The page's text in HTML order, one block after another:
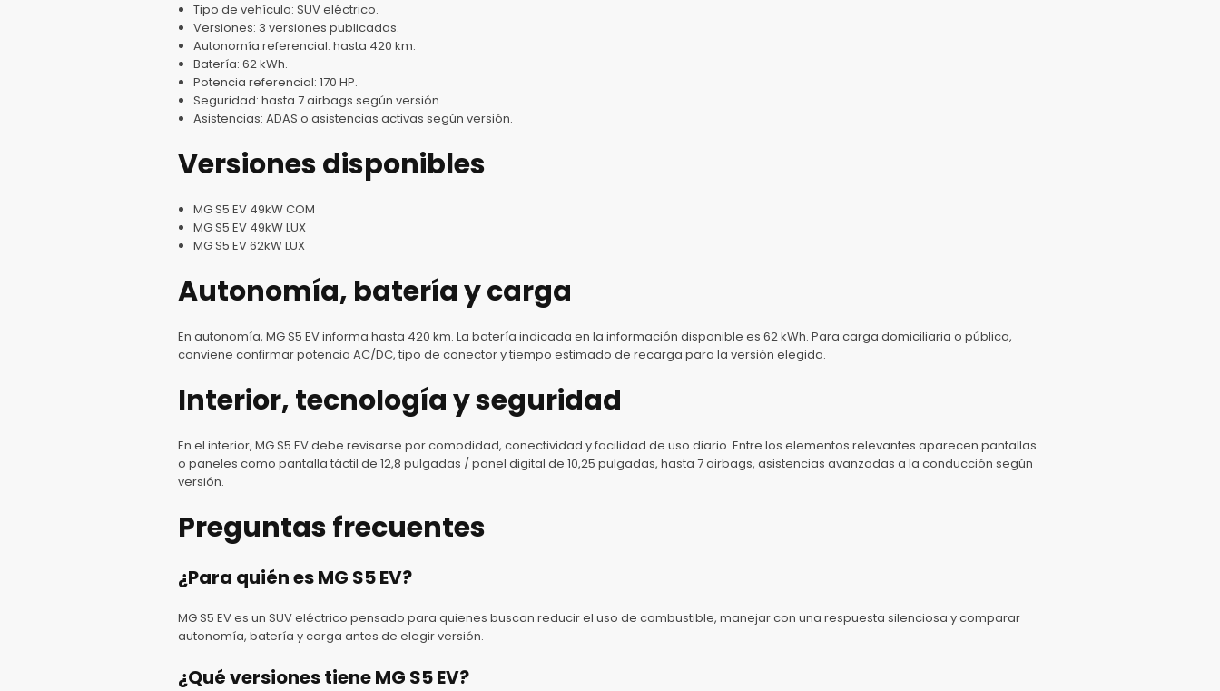
Tipo de vehículo: SUV eléctrico.
Versiones: 3 versiones publicadas.
Autonomía referencial: hasta 420 km.
Batería: 62 kWh.
Potencia referencial: 170 HP.
Seguridad: hasta 7 airbags según versión.
Asistencias: ADAS o asistencias activas según versión.
Versiones disponibles
MG S5 EV 49kW COM
MG S5 EV 49kW LUX
MG S5 EV 62kW LUX
Autonomía, batería y carga
En autonomía, MG S5 EV informa hasta 420 km. La batería indicada en la información disponible es 62 kWh. Para carga domiciliaria o pública,
conviene confirmar potencia AC/DC, tipo de conector y tiempo estimado de recarga para la versión elegida.
Interior, tecnología y seguridad
En el interior, MG S5 EV debe revisarse por comodidad, conectividad y facilidad de uso diario. Entre los elementos relevantes aparecen pantallas
o paneles como pantalla táctil de 12,8 pulgadas / panel digital de 10,25 pulgadas, hasta 7 airbags, asistencias avanzadas a la conducción según
versión.
Preguntas frecuentes
¿Para quién es MG S5 EV?
MG S5 EV es un SUV eléctrico pensado para quienes buscan reducir el uso de combustible, manejar con una respuesta silenciosa y comparar
autonomía, batería y carga antes de elegir versión.
¿Qué versiones tiene MG S5 EV?